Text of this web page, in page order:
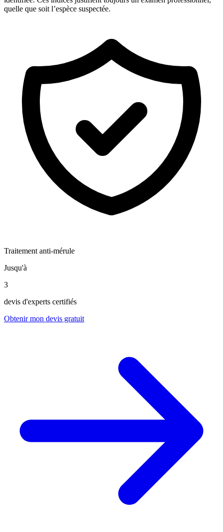
quelle que soit l’espèce suspectée.
Traitement anti-mérule
Jusqu'à
3
devis d'experts certifiés
Obtenir mon devis gratuit